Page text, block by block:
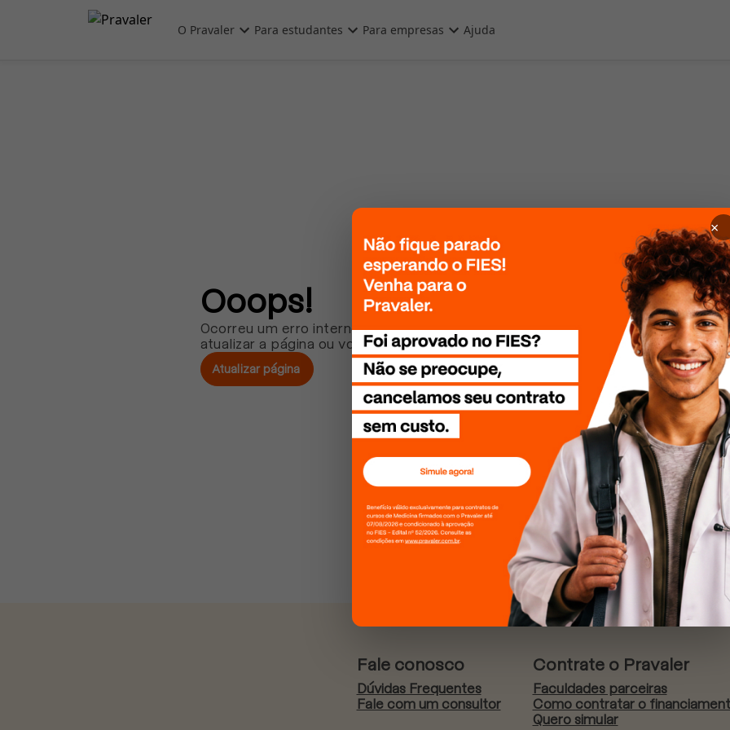
Pular para o conteúdo principal
O Pravaler Para estudantes Para empresas Ajuda
Ooops!
Ocorreu um erro interno. Por favor, tente
atualizar a página ou volte mais tarde!
Atualizar página
Fale conosco
Dúvidas Frequentes
Fale com um consultor
Contrate o Pravaler
Faculdades parceiras
Como contratar o
Quero simular
×